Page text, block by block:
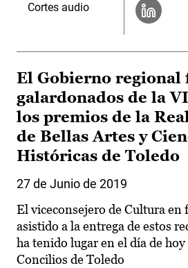
Cortes audio
El Gobierno regional
galardonados de la
los premios de la
de Bellas Artes y
Históricas de Toledo
27 de Junio de 2019
El viceconsejero de Cultura en
asistido a la entrega de estos
ha tenido lugar en el día de
Concilios de Toledo